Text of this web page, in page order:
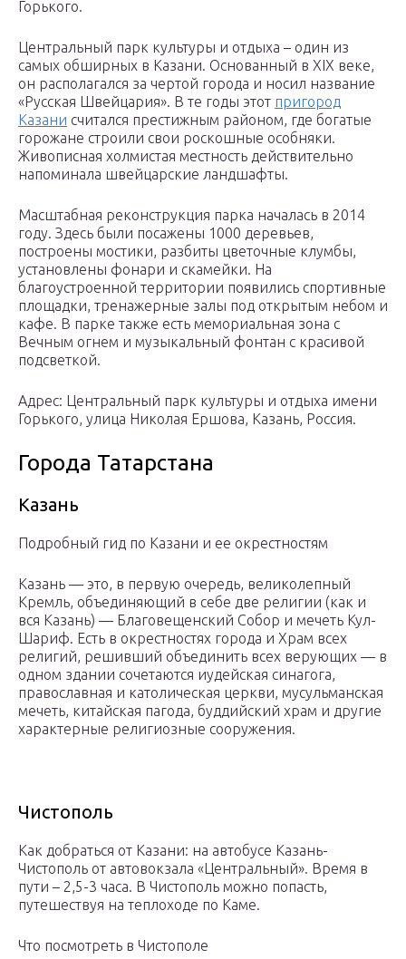
Горького.
Центральный парк культуры и отдыха – один из
самых обширных в Казани. Основанный в XIX веке,
он располагался за чертой города и носил название
«Русская Швейцария». В те годы этот пригород
Казани считался престижным районом, где богатые
горожане строили свои роскошные особняки.
Живописная холмистая местность действительно
напоминала швейцарские ландшафты.
Масштабная реконструкция парка началась в 2014
году. Здесь были посажены 1000 деревьев,
построены мостики, разбиты цветочные клумбы,
установлены фонари и скамейки. На
благоустроенной территории появились спортивные
площадки, тренажерные залы под открытым небом и
кафе. В парке также есть мемориальная зона с
Вечным огнем и музыкальный фонтан с красивой
подсветкой.
Адрес: Центральный парк культуры и отдыха имени
Горького, улица Николая Ершова, Казань, Россия.
Города Татарстана
Казань
Подробный гид по Казани и ее окрестностям
Казань — это, в первую очередь, великолепный
Кремль, объединяющий в себе две религии (как и
вся Казань) — Благовещенский Собор и мечеть Кул-
Шариф. Есть в окрестностях города и Храм всех
религий, решивший объединить всех верующих — в
одном здании сочетаются иудейская синагога,
православная и католическая церкви, мусульманская
мечеть, китайская пагода, буддийский храм и другие
характерные религиозные сооружения.
Чистополь
Как добраться от Казани: на автобусе Казань-
Чистополь от автовокзала «Центральный». Время в
пути – 2,5-3 часа. В Чистополь можно попасть,
путешествуя на теплоходе по Каме.
Что посмотреть в Чистополе